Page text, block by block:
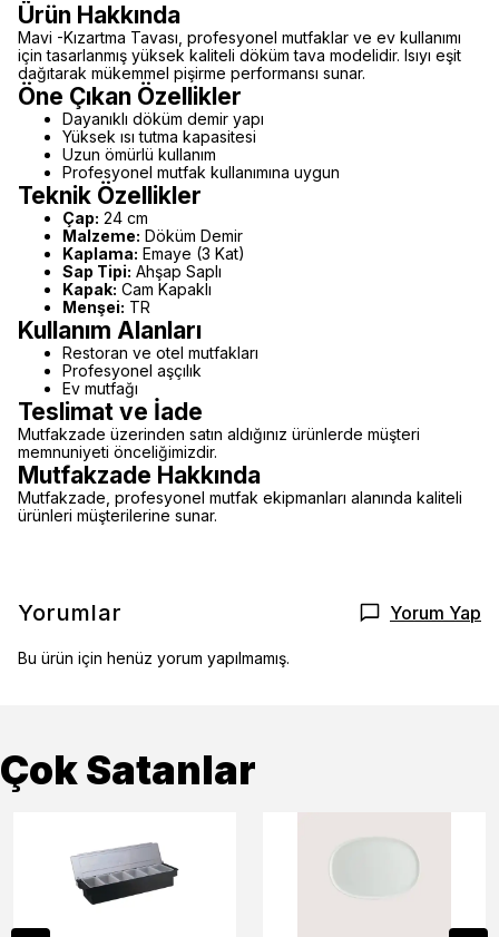
Ürün Hakkında
Mavi -Kızartma Tavası, profesyonel mutfaklar ve ev kullanımı
için tasarlanmış yüksek kaliteli döküm tava modelidir. Isıyı eşit
dağıtarak mükemmel pişirme performansı sunar.
Öne Çıkan Özellikler
Dayanıklı döküm demir yapı
Yüksek ısı tutma kapasitesi
Uzun ömürlü kullanım
Profesyonel mutfak kullanımına uygun
Teknik Özellikler
Çap: 24 cm
Malzeme: Döküm Demir
Kaplama: Emaye (3 Kat)
Sap Tipi: Ahşap Saplı
Kapak: Cam Kapaklı
Menşei: TR
Kullanım Alanları
Restoran ve otel mutfakları
Profesyonel aşçılık
Ev mutfağı
Teslimat ve İade
Mutfakzade üzerinden satın aldığınız ürünlerde müşteri
memnuniyeti önceliğimizdir.
Mutfakzade Hakkında
Mutfakzade, profesyonel mutfak ekipmanları alanında kaliteli
ürünleri müşterilerine sunar.
Yorumlar Yorum Yap
Bu ürün için henüz yorum yapılmamış.
Çok Satanlar